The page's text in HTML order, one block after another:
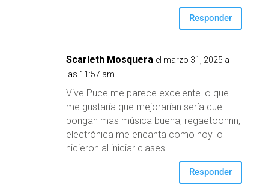
Responder
Scarleth Mosquera el marzo 31, 2025 a
las 11:57 am
Vive Puce me parece excelente lo que
me gustaría que mejorarían sería que
pongan mas música buena, regaetoonnn,
electrónica me encanta como hoy lo
hicieron al iniciar clases
Responder